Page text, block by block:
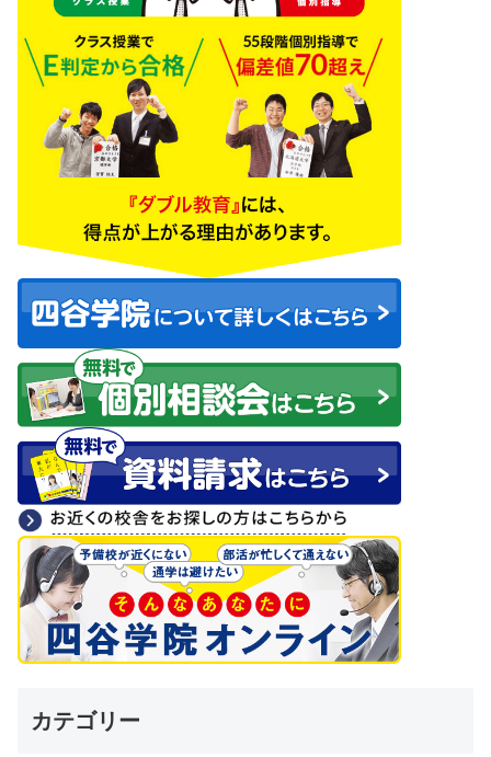
カテゴリー